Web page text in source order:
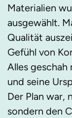
Materialien
ausgewählt.
Qualität
Gefühl von
Alles geschah
und seine
Der Plan war,
sondern den